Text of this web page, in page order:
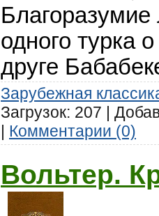
одного турка
друге
Зарубежная
Загрузок: 207 |
| Комментарии (0)
Вольтер.